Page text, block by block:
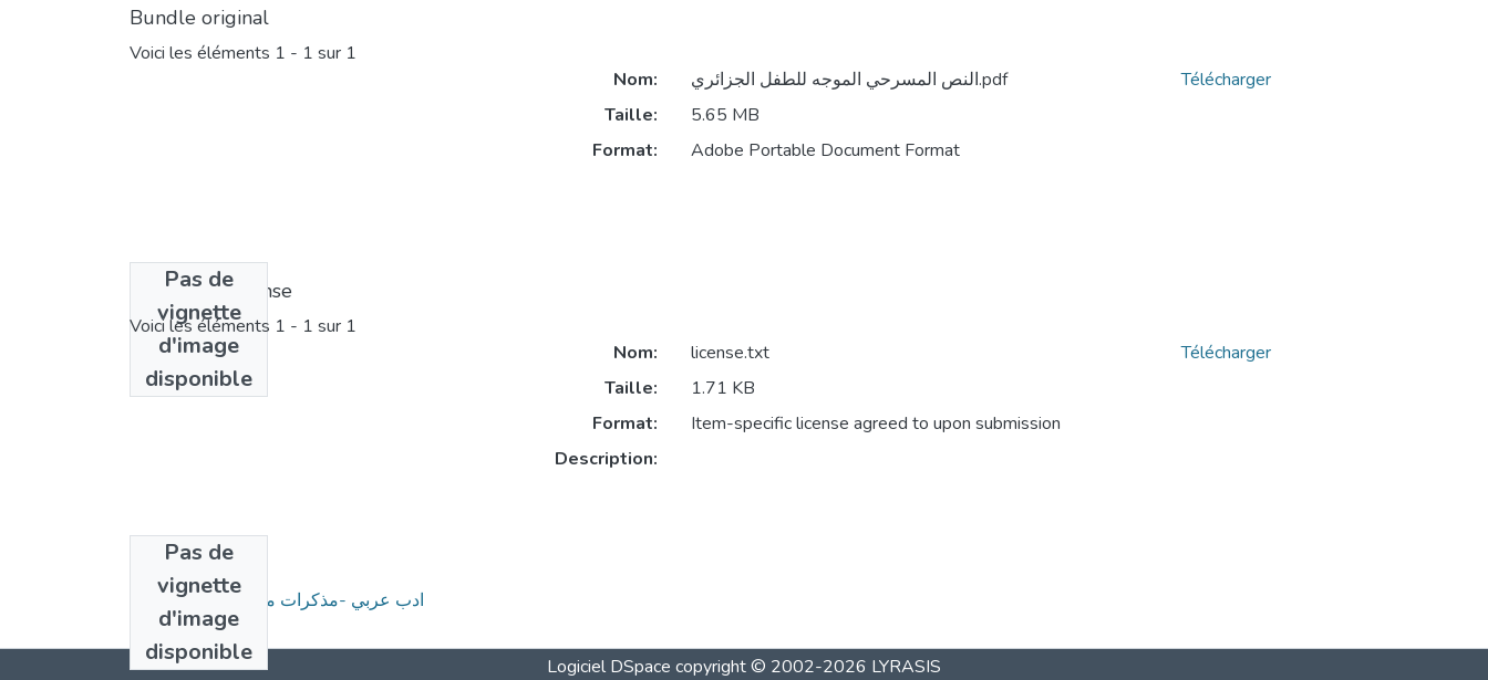
Bundle original
Voici les éléments 1 - 1 sur 1
Pas de
vignette
d'image
disponible
Nom:
النص المسرحي الموجه للطفل الجزائري.pdf
Taille:
5.65 MB
Format:
Adobe Portable Document Format
Télécharger
Bundle de license
Voici les éléments 1 - 1 sur 1
Pas de
vignette
d'image
disponible
Nom:
license.txt
Taille:
1.71 KB
Format:
Item-specific license agreed to upon submission
Description:
Télécharger
Collections
ادب عربي -مذكرات ماستر 2021-2022
Logiciel DSpace copyright © 2002-2026 LYRASIS